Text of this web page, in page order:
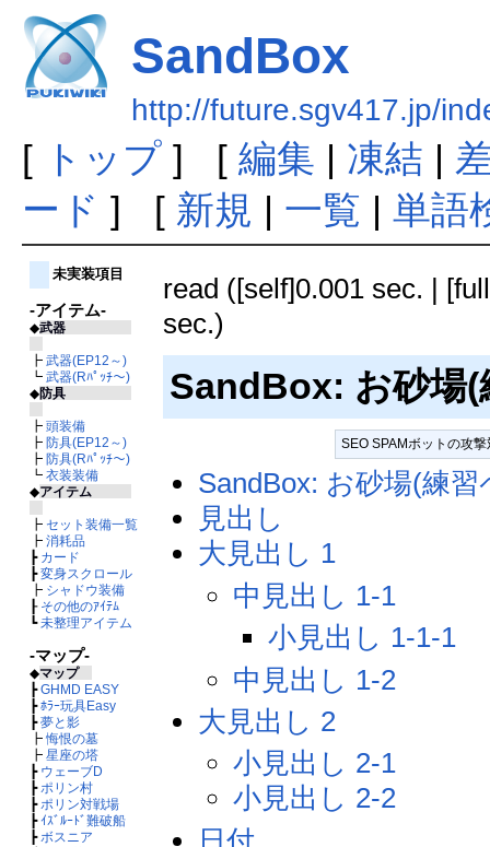
SandBox
http://future.sgv417.jp/
[ トップ] [ 編集 | 凍結 |
ード ] [ 新規 | 一覧 | 単語
未実装項目
-アイテム-
◆武器
┣ 武器(EP12～)
┗ 武器(Rﾊﾟｯﾁ～)
◆防具
┣ 頭装備
┣ 防具(EP12～)
┣ 防具(Rﾊﾟｯﾁ～)
┗ 衣装装備
◆アイテム
┣ セット装備一覧
┣ 消耗品
┣ カード
┣変身スクロール
┣ シャドウ装備
┠ その他のｱｲﾃﾑ
┗未整理アイテム
-マップ-
◆マップ
┣GHMD EASY
┣ﾎﾗｰ玩具Easy
┣夢と影
┣ 悔恨の墓
┣ 星座の塔
┣ ウェーブD
┣ ポリン村
┣ ポリン対戦場
┣ｲｽﾞﾙｰﾄﾞ難破船
┣ ボスニア
read ([self]0.001 sec. |
sec.)
SandBox: お砂場
SEO SPAMボットの攻
SandBox: お砂場(練
見出し
大見出し 1
中見出し 1-1
小見出し 1-1-1
中見出し 1-2
大見出し 2
小見出し 2-1
小見出し 2-2
日付